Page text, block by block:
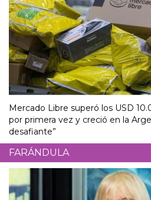
Mercado Libre superó los USD
por primera vez y creció en la
desafiante”
FARÁNDULA